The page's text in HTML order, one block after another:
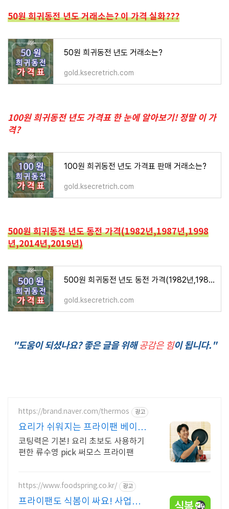
50원 희귀동전 년도 거래소는? 이 가격 실화???
50원 희귀동전 년도 거래소는?
gold.ksecretrich.com
100원 희귀동전 년도 가격표 한 눈에 알아보기! 정말 이 가
격?
100원 희귀동전 년도 가격표 판매 거래소는?
gold.ksecretrich.com
500원 희귀동전 년도 동전 가격(1982년,1987년,1998
년,2014년,2019년)
500원 희귀동전 년도 동전 가격(1982년,1987년,1998년,2014년,2019년)
gold.ksecretrich.com
"도움이 되셨나요? 좋은 글을 위해공감은 힘이 됩니다."
https://brand.naver.com/thermos 광고
요리가 쉬워지는 프라이팬 베이비
바우처 사용 가능
코팅력은 기본! 요리 초보도 사용하기
편한 류수영 pick 써모스 프라이팬
https://www.foodspring.co.kr/ 광고
프라이팬도 식봄이 싸요! 사업자